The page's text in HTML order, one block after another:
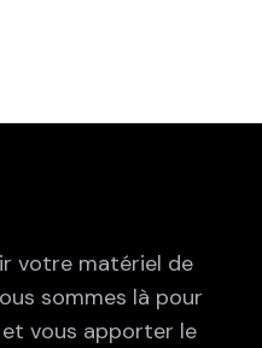
votre matériel de
sommes là pour
vous apporter le